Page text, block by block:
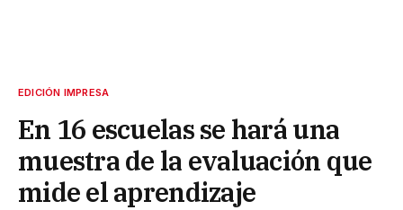
EDICIÓN IMPRESA
En 16 escuelas se hará una
muestra de la evaluación que
mide el aprendizaje